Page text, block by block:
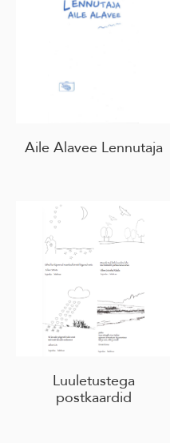
Aile Alavee Lennutaja
Luuletustega
postkaardid